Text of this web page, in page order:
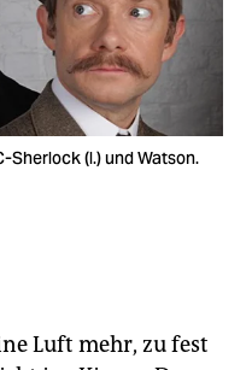
Sherlock (l.) und Watson.
Luft mehr, zu fest